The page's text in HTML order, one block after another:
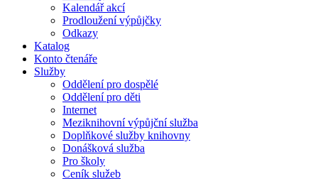
Kalendář akcí
Prodloužení výpůjčky
Odkazy
Katalog
Konto čtenáře
Služby
Oddělení pro dospělé
Oddělení pro děti
Internet
Meziknihovní výpůjční služba
Doplňkové služby knihovny
Donášková služba
Pro školy
Ceník služeb